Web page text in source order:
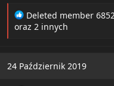
R
e
i
Deleted member
oraz 2 innych
24 Październik 2019